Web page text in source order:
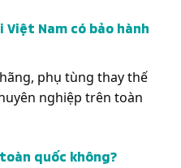
Việt Nam có bảo hành
phụ tùng thay thế
nghiệp trên toàn
quốc không?